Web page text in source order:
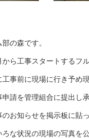
の森です。
ら工事スタートするフ
工事前に現場に行き予め
請を管理組合に提出し
のお知らせを掲示板に貼
な状況の現場の写真を